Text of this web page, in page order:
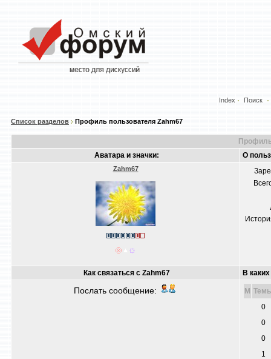
Index Поиск
Список разделов Профиль пользователя Zahm67
Аватара и значки:
О
Zahm67
Как связаться с Zahm67 В
Послать сообщение: M
0
0
0
1